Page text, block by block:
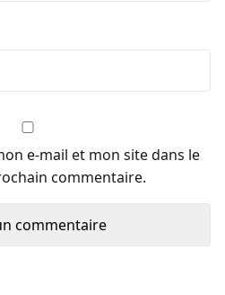
e-mail et mon site dans le
commentaire.